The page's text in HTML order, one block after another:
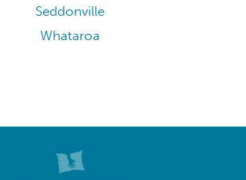
Seddonville
Whataroa